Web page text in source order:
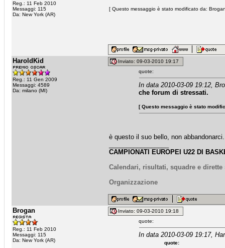
Reg.: 11 Feb 2010
Messaggi: 115
Da: New York (AR)
[ Questo messaggio è stato modificato da:
HaroldKid
Reg.: 11 Gen 2009
Messaggi: 4589
Da: milano (MI)
Inviato: 09-03-2010 19:17
quote:
In data 2010-03-09 19:12,
che forum di stressati.
[ Questo messaggio è stato
è questo il suo bello, non
CAMPIONATI EUROPEI U22 DI
Calendari, risultati, squadre e dirette
Organizzazione
Brogan
Reg.: 11 Feb 2010
Messaggi: 115
Da: New York (AR)
Inviato: 09-03-2010 19:18
quote:
In data 2010-03-09 19:17,
quote: